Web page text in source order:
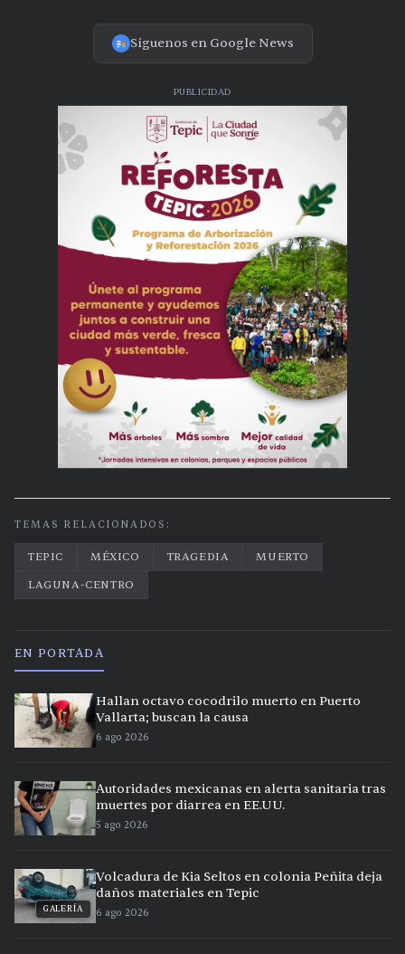
Síguenos en Google News
PUBLICIDAD
TEMAS RELACIONADOS:
TEPIC MÉXICO TRAGEDIA
MUERTO
LAGUNA-CENTRO
EN PORTADA
Hallan octavo cocodrilo muerto en Puerto
Vallarta; buscan la causa
6 ago 2026
Autoridades mexicanas en alerta sanitaria tras
muertes por diarrea en EE.UU.
5 ago 2026
GALERÍA
Volcadura de Kia Seltos en colonia Peñita deja
daños materiales en Tepic
6 ago 2026